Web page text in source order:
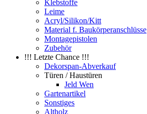
Klebstoffe
Leime
Acryl/Silikon/Kitt
Material f. Baukörperanschlüsse
Montagepistolen
Zubehör
!!! Letzte Chance !!!
Dekorspan-Abverkauf
Türen / Haustüren
Jeld Wen
Gartenartikel
Sonstiges
Altholz